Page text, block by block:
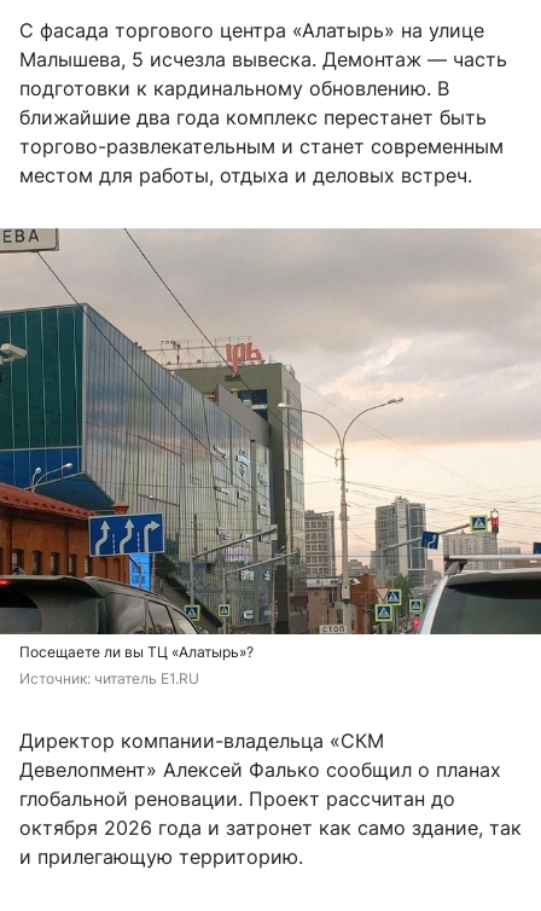
С фасада торгового центра «Алатырь» на улице
Малышева, 5 исчезла вывеска. Демонтаж — часть
подготовки к кардинальному обновлению. В
ближайшие два года комплекс перестанет быть
торгово-развлекательным и станет современным
местом для работы, отдыха и деловых встреч.
Посещаете ли вы ТЦ «Алатырь»?
Источник: читатель E1.RU
Директор компании-владельца «СКМ
Девелопмент» Алексей Фалько сообщил о планах
глобальной реновации. Проект рассчитан до
октября 2026 года и затронет как само здание, так
и прилегающую территорию.